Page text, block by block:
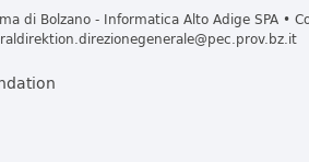
di Bolzano - Informatica Alto Adige SPA •